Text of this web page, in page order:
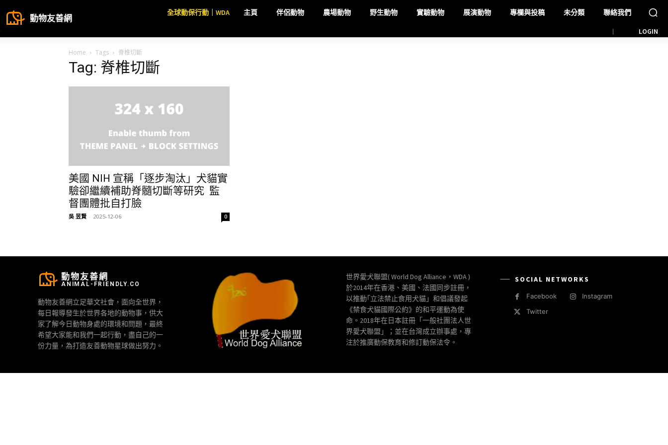
動物友善網
全球動保行動｜WDA 主頁 伴侶動物 農場動物 野生動物 實驗動物 展演動物 專欄與投稿 未分類 聯絡我們
LOGIN
Home Tags 脊椎切斷
Tag: 脊椎切斷
美國 NIH 宣稱「逐步淘汰」犬貓實
驗卻繼續補助脊髓切斷等研究 監
督團體批自打臉
吳 昱賢 - 2025-12-06 0
動物友善網
ANIMAL-FRIENDLY.CO
動物友善網立足華文社會，面向全世界，
每日報導發生於世界各地的動物事，供大
家了解今日動物身處的環境和問題，最終
希望大家能和我們一起行動，盡自己的一
份力量，為打造友善動物星球做出努力。
世界愛犬聯盟( World Dog Alliance，WDA )
於2014年在香港、美國、法國同步註冊，
以推動｢立法禁止食用犬貓」和倡議發起
《禁食犬貓國際公約》的和平運動為使
命。2018年在日本註冊「一般社團法人世
界愛犬聯盟」；並在台灣成立辦事處，專
注於推廣動保教育和修訂動保法令。
SOCIAL NETWORKS
Facebook
Instagram
Twitter